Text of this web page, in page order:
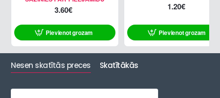
3.60€
Pievienot grozam
1.20€
Pievienot grozam
Nesen skatītās preces Skatītākās